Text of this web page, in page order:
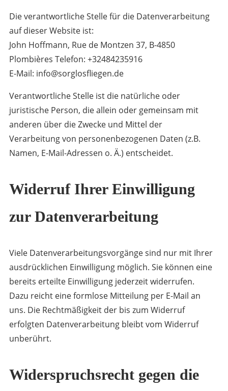
Die verantwortliche Stelle für die Datenverarbeitung
auf dieser Website ist:
John Hoffmann, Rue de Montzen 37, B-4850
Plombières Telefon: +32484235916
E-Mail: info@sorglosfliegen.de
Verantwortliche Stelle ist die natürliche oder
juristische Person, die allein oder gemeinsam mit
anderen über die Zwecke und Mittel der
Verarbeitung von personenbezogenen Daten (z.B.
Namen, E-Mail-Adressen o. Ä.) entscheidet.
Widerruf Ihrer Einwilligung
zur Datenverarbeitung
Viele Datenverarbeitungsvorgänge sind nur mit Ihrer
ausdrücklichen Einwilligung möglich. Sie können eine
bereits erteilte Einwilligung jederzeit widerrufen.
Dazu reicht eine formlose Mitteilung per E-Mail an
uns. Die Rechtmäßigkeit der bis zum Widerruf
erfolgten Datenverarbeitung bleibt vom Widerruf
unberührt.
Widerspruchsrecht gegen die